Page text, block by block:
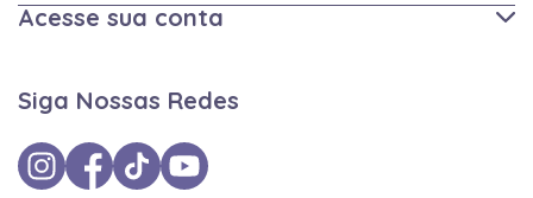
Acesse sua conta
Siga Nossas Redes